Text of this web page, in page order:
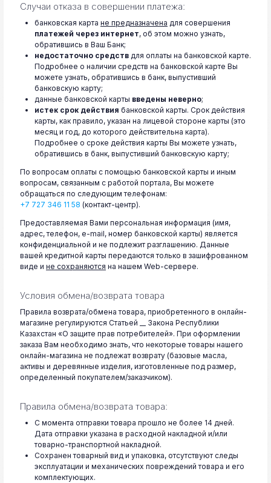
Случаи отказа в совершении платежа:
банковская карта не предназначена для совершения
платежей через интернет, об этом можно узнать,
обратившись в Ваш Банк;
недостаточно средств для оплаты на банковской карте.
Подробнее о наличии средств на банковской карте Вы
можете узнать, обратившись в банк, выпустивший
банковскую карту;
данные банковской карты введены неверно;
истек срок действия банковской карты. Срок действия
карты, как правило, указан на лицевой стороне карты (это
месяц и год, до которого действительна карта).
Подробнее о сроке действия карты Вы можете узнать,
обратившись в банк, выпустивший банковскую карту;
По вопросам оплаты с помощью банковской карты и иным
вопросам, связанным с работой портала, Вы можете
обращаться по следующим телефонам:
+7 727 346 11 58 (контакт-центр).
Предоставляемая Вами персональная информация (имя,
адрес, телефон, e-mail, номер банковской карты) является
конфиденциальной и не подлежит разглашению. Данные
вашей кредитной карты передаются только в зашифрованном
виде и не сохраняются на нашем Web-сервере.
Условия обмена/возврата товара
Правила возврата/обмена товара, приобретенного в онлайн-
магазине регулируются Статьей __ Закона Республики
Казахстан «О защите прав потребителей». При оформлении
заказа Вам необходимо знать, что некоторые товары нашего
онлайн-магазина не подлежат возврату (базовые масла,
активы и деревянные изделия, изготовленные под размер,
определенный покупателем/заказчиком).
Правила обмена/возврата товара:
С момента отправки товара прошло не более 14 дней.
Дата отправки указана в расходной накладной и/или
товарно-транспортной накладной.
Сохранен товарный вид и упаковка, отсутствуют следы
эксплуатации и механических повреждений товара и его
комплектующих.